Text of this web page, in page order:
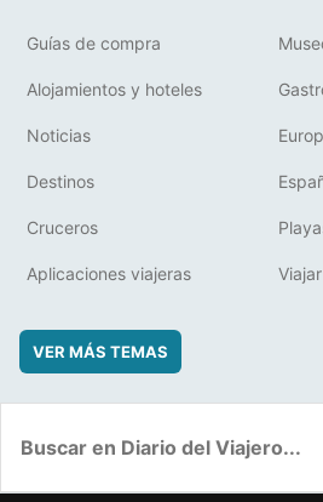
Guías de compra
Alojamientos y hoteles
Noticias
Destinos
Cruceros
Aplicaciones viajeras
VER MÁS TEMAS